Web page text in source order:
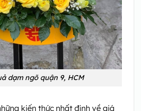
dạm ngõ quận 9, HCM
kiến thức nhất định về giá